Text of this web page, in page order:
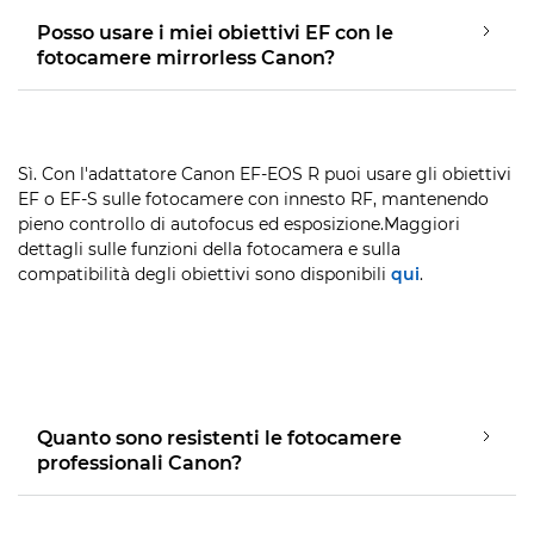
Posso usare i miei obiettivi EF con le
fotocamere mirrorless Canon?
Sì. Con l'adattatore Canon EF-EOS R puoi usare gli obiettivi
EF o EF-S sulle fotocamere con innesto RF, mantenendo
pieno controllo di autofocus ed esposizione.Maggiori
dettagli sulle funzioni della fotocamera e sulla
compatibilità degli obiettivi sono disponibili qui.
Quanto sono resistenti le fotocamere
professionali Canon?